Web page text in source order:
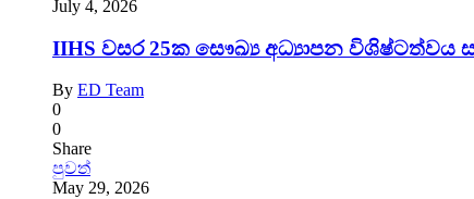
July 4, 2026
IIHS වසර 25ක සෞඛ්‍ය අධ්‍යාපන
By ED Team
0
0
Share
පුවත්
May 29, 2026